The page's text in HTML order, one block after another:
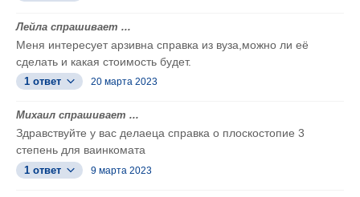
Лейла спрашивает ...
Меня интересует арзивна справка из вуза,можно ли её
сделать и какая стоимость будет.
1 ответ 20 марта 2023
Михаил спрашивает ...
Здравствуйте у вас делаеца справка о плоскостопие 3
степень для ваинкомата
1 ответ 9 марта 2023